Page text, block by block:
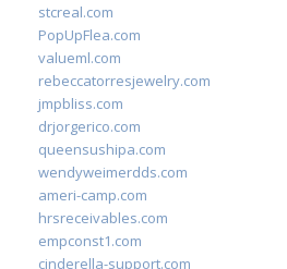
stcreal.com
PopUpFlea.com
valueml.com
rebeccatorresjewelry.com
jmpbliss.com
drjorgerico.com
queensushipa.com
wendyweimerdds.com
ameri-camp.com
hrsreceivables.com
empconst1.com
cinderella-support.com